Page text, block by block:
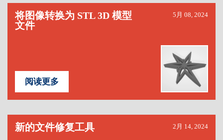
将图像转换为 STL 3D 模型
文件
5月 08, 2024
阅读更多
新的文件修复工具 2月 14, 2024